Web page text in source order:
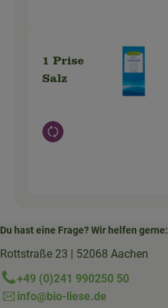
1 Prise
Salz
Auswahl ändern
Du hast eine Frage? Wir helfen gerne:
Rottstraße 23 | 52068 Aachen
+49 (0)241 990250 50
info@bio-liese.de